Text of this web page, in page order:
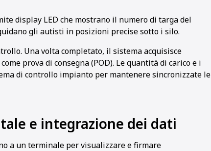
display LED che mostrano il numero di targa del
gli autisti in posizioni precise sotto i silo.
Una volta completato, il sistema acquisisce
prova di consegna (POD). Le quantità di carico e i
di controllo impianto per mantenere sincronizzate le
e integrazione dei dati
a un terminale per visualizzare e firmare